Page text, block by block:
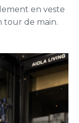
en veste
tour de main.